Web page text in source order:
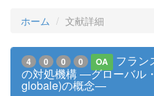
ホーム 文献詳細
4 0 0 0 OA
フラン
の対処機構 ―グローバル
globale)の概念―